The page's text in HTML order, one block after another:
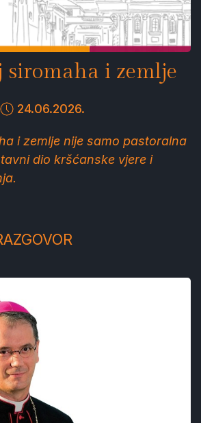
siromaha i zemlje
24.06.2026.
i zemlje nije samo pastoralna
dio kršćanske vjere i